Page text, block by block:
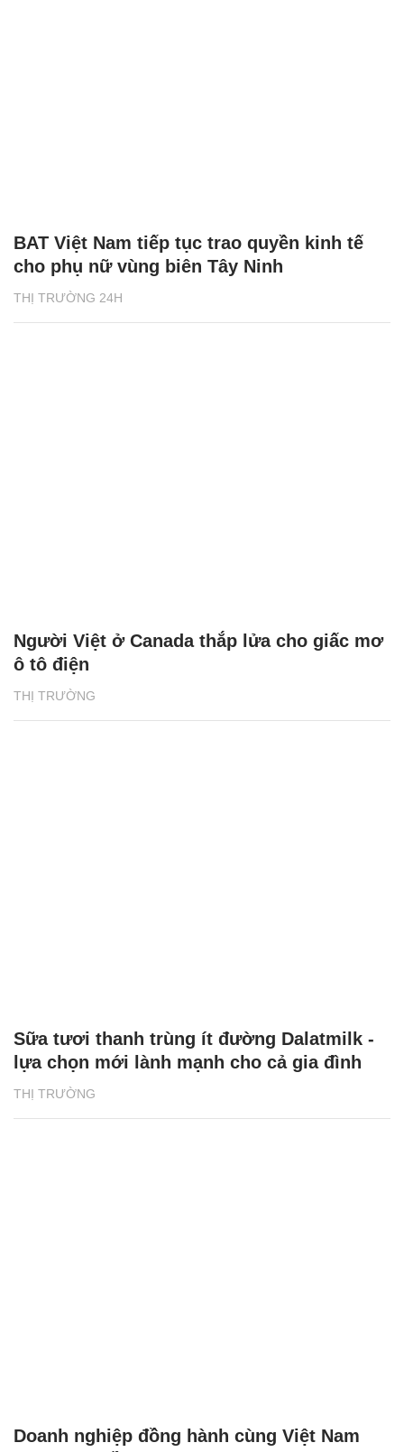
THỊ TRƯỜNG 24H
BAT Việt Nam tiếp tục trao quyền kinh tế
cho phụ nữ vùng biên Tây Ninh
THỊ TRƯỜNG
Người Việt ở Canada thắp lửa cho giấc mơ
ô tô điện
THỊ TRƯỜNG
Sữa tươi thanh trùng ít đường Dalatmilk -
lựa chọn mới lành mạnh cho cả gia đình
Doanh nghiệp đồng hành cùng Việt Nam